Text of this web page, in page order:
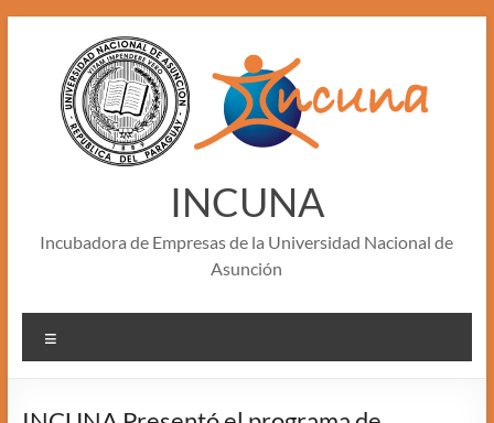
content
INCUNA
Incubadora de Empresas de la Universidad Nacional de
Asunción